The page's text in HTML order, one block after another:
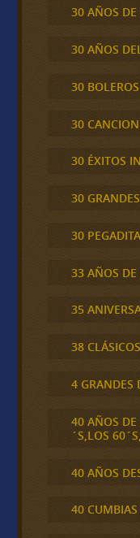
30 AÑOS DE
30 AÑOS
30
30
30 ÉXITOS
30
30
33 AÑOS
35
38
4 GRANDES
40 AÑOS
´S,LOS
40 AÑOS
40